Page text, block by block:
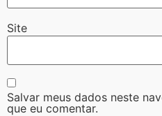
Site
Salvar meus dados neste
que eu comentar.